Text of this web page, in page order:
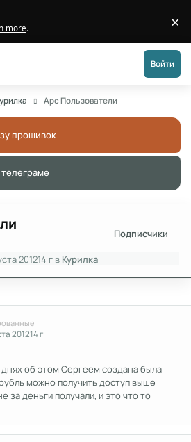
more. ×
Войти
Арс Пользователи
прошивок
Подписчики
201214 г в Курилка
201214 г
об этом Сергеем создана была
можно получить доступ выше
за деньги получали, и это что то